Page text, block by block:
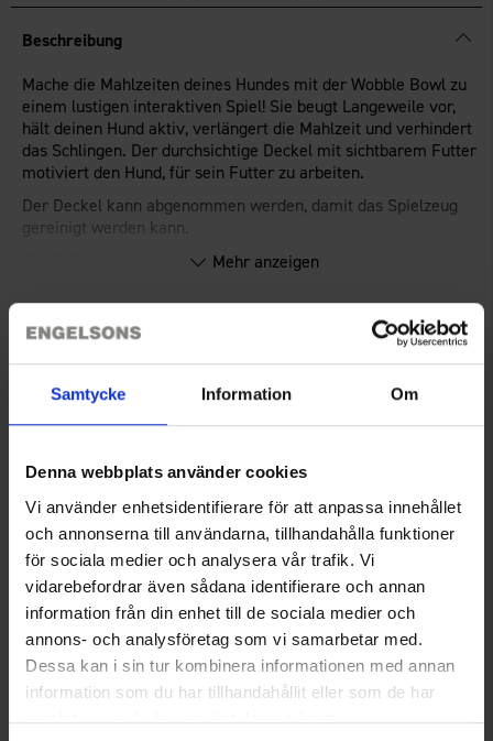
Samtycke Information Om
Denna webbplats använder cookies
Vi använder enhetsidentifierare för att anpassa innehållet
och annonserna till användarna, tillhandahålla funktioner
för sociala medier och analysera vår trafik. Vi
vidarebefordrar även sådana identifierare och annan
information från din enhet till de sociala medier och
annons- och analysföretag som vi samarbetar med.
Dessa kan i sin tur kombinera informationen med annan
information som du har tillhandahållit eller som de har
samlat in när du har använt deras tjänster.
Beschreibung
Mache die Mahlzeiten deines Hundes mit der Wobble Bowl zu
einem lustigen interaktiven Spiel! Sie beugt Langeweile vor,
hält deinen Hund aktiv, verlängert die Mahlzeit und verhindert
das Schlingen. Der durchsichtige Deckel mit sichtbarem Futter
motiviert den Hund, für sein Futter zu arbeiten.
Der Deckel kann abgenommen werden, damit das Spielzeug
gereinigt werden kann.
Die Kollektion von Aktivierungsspielen und Spielzeugen von
stimulieren und gleichzeitig die Beziehung und Bindung zu
seinem Besitzer zu stärken.
Jedes Design hat einen einzigartigen Mechanismus, der sowohl
durch verschiedene Problemlösungen den verstecktes Snack
zu finden. Perfekt für Hunde jeden Alters, jeder Größe und
Mehr anzeigen
Technische Spezifikation
Sie benötigen vielleicht auch